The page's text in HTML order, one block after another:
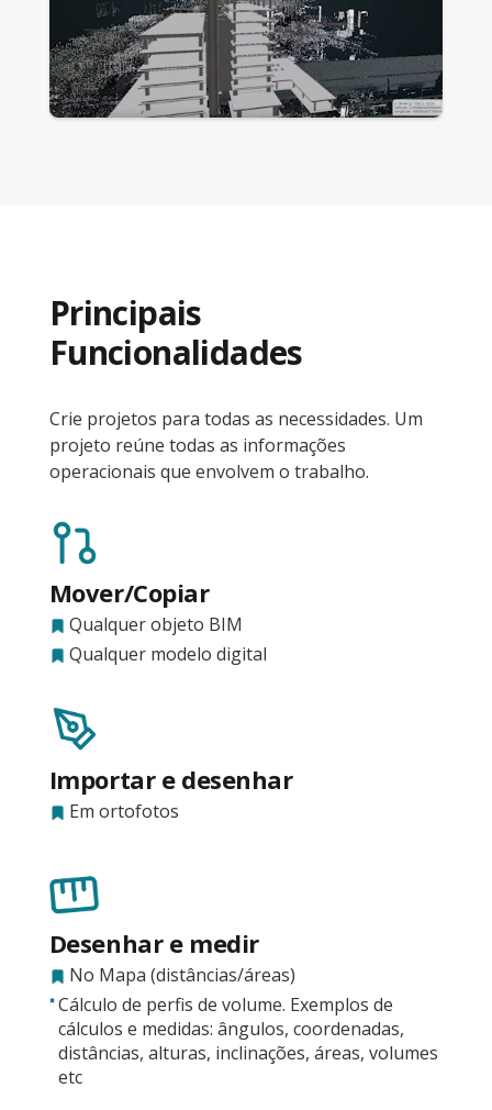
Principais
Funcionalidades
Crie projetos para todas as necessidades. Um
projeto reúne todas as informações
operacionais que envolvem o trabalho.
Mover/Copiar
Qualquer objeto BIM
Qualquer modelo digital
Importar e desenhar
Em ortofotos
Desenhar e medir
No Mapa (distâncias/áreas)
Cálculo de perfis de volume. Exemplos de
cálculos e medidas: ângulos, coordenadas,
distâncias, alturas, inclinações, áreas, volumes
etc